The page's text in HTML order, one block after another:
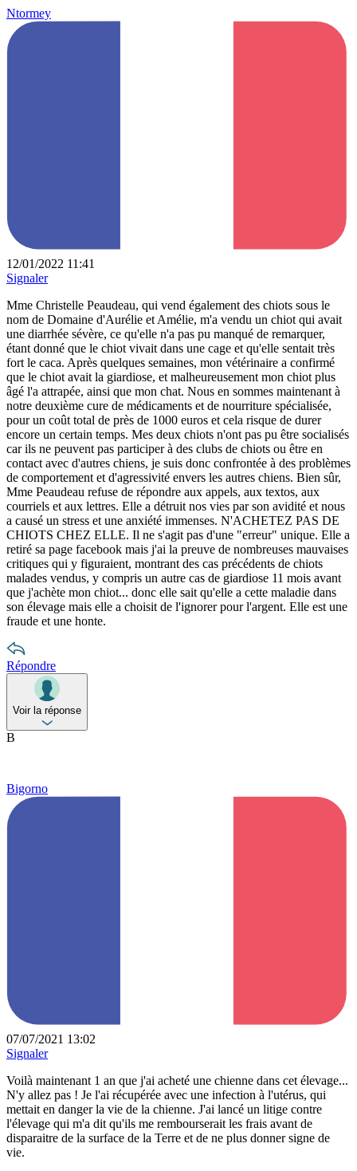
Ntormey
12/01/2022 11:41
Signaler
Mme Christelle Peaudeau, qui vend également des chiots sous le
nom de Domaine d'Aurélie et Amélie, m'a vendu un chiot qui avait
une diarrhée sévère, ce qu'elle n'a pas pu manqué de remarquer,
étant donné que le chiot vivait dans une cage et qu'elle sentait très
fort le caca. Après quelques semaines, mon vétérinaire a confirmé
que le chiot avait la giardiose, et malheureusement mon chiot plus
âgé l'a attrapée, ainsi que mon chat. Nous en sommes maintenant à
notre deuxième cure de médicaments et de nourriture spécialisée,
pour un coût total de près de 1000 euros et cela risque de durer
encore un certain temps. Mes deux chiots n'ont pas pu être socialisés
car ils ne peuvent pas participer à des clubs de chiots ou être en
contact avec d'autres chiens, je suis donc confrontée à des problèmes
de comportement et d'agressivité envers les autres chiens. Bien sûr,
Mme Peaudeau refuse de répondre aux appels, aux textos, aux
courriels et aux lettres. Elle a détruit nos vies par son avidité et nous
a causé un stress et une anxiété immenses. N'ACHETEZ PAS DE
CHIOTS CHEZ ELLE. Il ne s'agit pas d'une "erreur" unique. Elle a
retiré sa page facebook mais j'ai la preuve de nombreuses mauvaises
critiques qui y figuraient, montrant des cas précédents de chiots
malades vendus, y compris un autre cas de giardiose 11 mois avant
que j'achète mon chiot... donc elle sait qu'elle a cette maladie dans
son élevage mais elle a choisit de l'ignorer pour l'argent. Elle est une
fraude et une honte.
Répondre
Voir la réponse
B
Bigorno
07/07/2021 13:02
Signaler
Voilà maintenant 1 an que j'ai acheté une chienne dans cet élevage...
N'y allez pas ! Je l'ai récupérée avec une infection à l'utérus, qui
mettait en danger la vie de la chienne. J'ai lancé un litige contre
l'élevage qui m'a dit qu'ils me rembourserait les frais avant de
disparaitre de la surface de la Terre et de ne plus donner signe de
vie.